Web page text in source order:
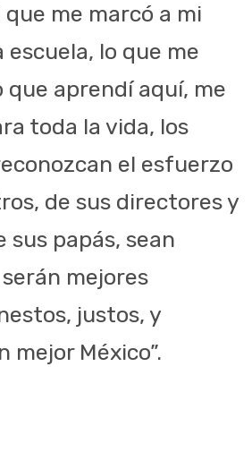
me marcó a mi
escuela, lo que me
que aprendí aquí, me
toda la vida, los
el esfuerzo
de sus directores y
sus papás, sean
mejores
justos, y
mejor México”.